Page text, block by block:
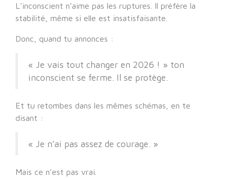
L’inconscient n’aime pas les ruptures. Il préfère la
stabilité, même si elle est insatisfaisante.
Donc, quand tu annonces :
« Je vais tout changer en 2026 ! » ton
inconscient se ferme. Il se protège.
Et tu retombes dans les mêmes schémas, en te
disant :
« Je n’ai pas assez de courage. »
Mais ce n’est pas vrai.